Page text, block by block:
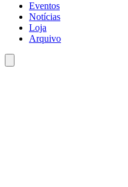
Eventos
Notícias
Loja
Arquivo